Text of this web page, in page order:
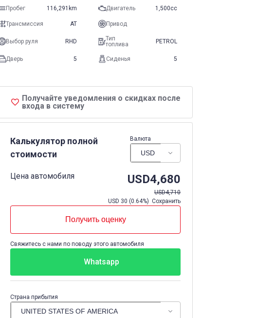
Получайте уведомления о скидках после
входа в систему
Калькулятор полной
стоимости
Валюта
Цена автомобиля USD4,680
USD4,710
USD 30 (0.64%) Сохранить
Получить оценку
Свяжитесь с нами по поводу этого автомобиля
Whatsapp
Страна прибытия
Пробег 116,291km Двигатель 1,500cc
Трансмиссия AT Привод
Выбор руля RHD
Тип
топлива
PETROL
Дверь 5 Сиденья 5